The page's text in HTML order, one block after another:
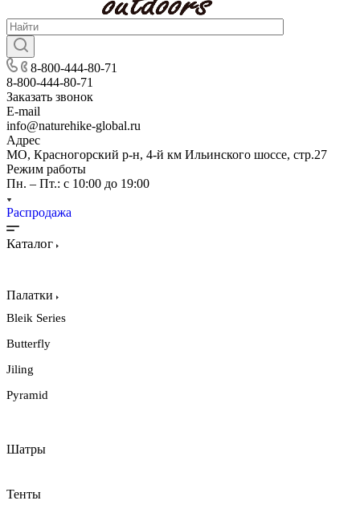
8-800-444-80-71
8-800-444-80-71
Заказать звонок
E-mail
info@naturehike-global.ru
Адрес
МО, Красногорский р-н, 4-й км Ильинского шоссе, стр.27
Режим работы
Пн. – Пт.: с 10:00 до 19:00
Распродажа
Каталог
Палатки
Bleik Series
Butterfly
Jiling
Pyramid
Шатры
Тенты